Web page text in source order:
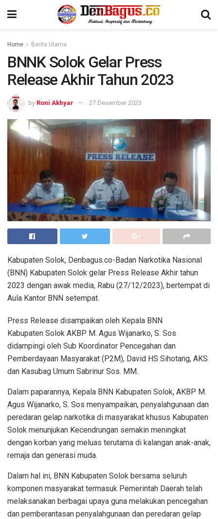
Home Berita Utama
BNNK Solok Gelar Press
Release Akhir Tahun 2023
by Roni Akhyar 27 Desember 2023
Kabupaten Solok, Denbagus.co-Badan Narkotika Nasional
(BNN) Kabupaten Solok gelar Press Release Akhir tahun
2023 dengan awak media, Rabu (27/12/2023), bertempat di
Aula Kantor BNN setempat.
Press Release disampaikan oleh Kepala BNN
Kabupaten Solok AKBP M. Agus Wijanarko, S. Sos
didampingi oleh Sub Koordinator Pencegahan dan
Pemberdayaan Masyarakat (P2M), David HS Sihotang, AKS
dan Kasubag Umum Sabrinur Sos. MM.
Dalam paparannya, Kepala BNN Kabupaten Solok, AKBP M.
Agus Wijanarko, S. Sos menyampaikan, penyalahgunaan dan
peredaran gelap narkotika di masyarakat khusus Kabupaten
Solok menunjukan Kecendrungan semakin meningkat
dengan korban yang meluas terutama di kalangan anak-anak,
remaja dan generasi muda.
Dalam hal ini, BNN Kabupaten Solok bersama seluruh
komponen masyarakat termasuk Pemerintah Daerah telah
melaksanakan berbagai upaya guna melakukan pencegahan
dan pemberantasan penyalahgunaan dan peredaran gelap